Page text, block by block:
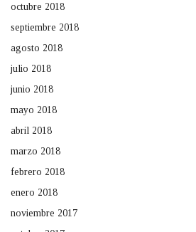
octubre 2018
septiembre 2018
agosto 2018
julio 2018
junio 2018
mayo 2018
abril 2018
marzo 2018
febrero 2018
enero 2018
noviembre 2017